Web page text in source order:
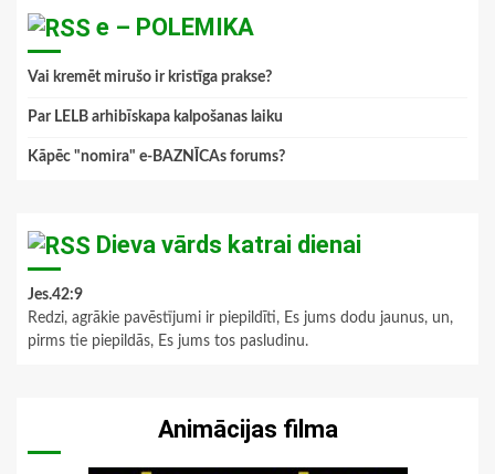
e – POLEMIKA
Vai kremēt mirušo ir kristīga prakse?
Par LELB arhibīskapa kalpošanas laiku
Kāpēc "nomira" e-BAZNĪCAs forums?
Dieva vārds katrai dienai
Jes.42:9
Redzi, agrākie pavēstījumi ir piepildīti, Es jums dodu jaunus, un,
pirms tie piepildās, Es jums tos pasludinu.
Animācijas filma